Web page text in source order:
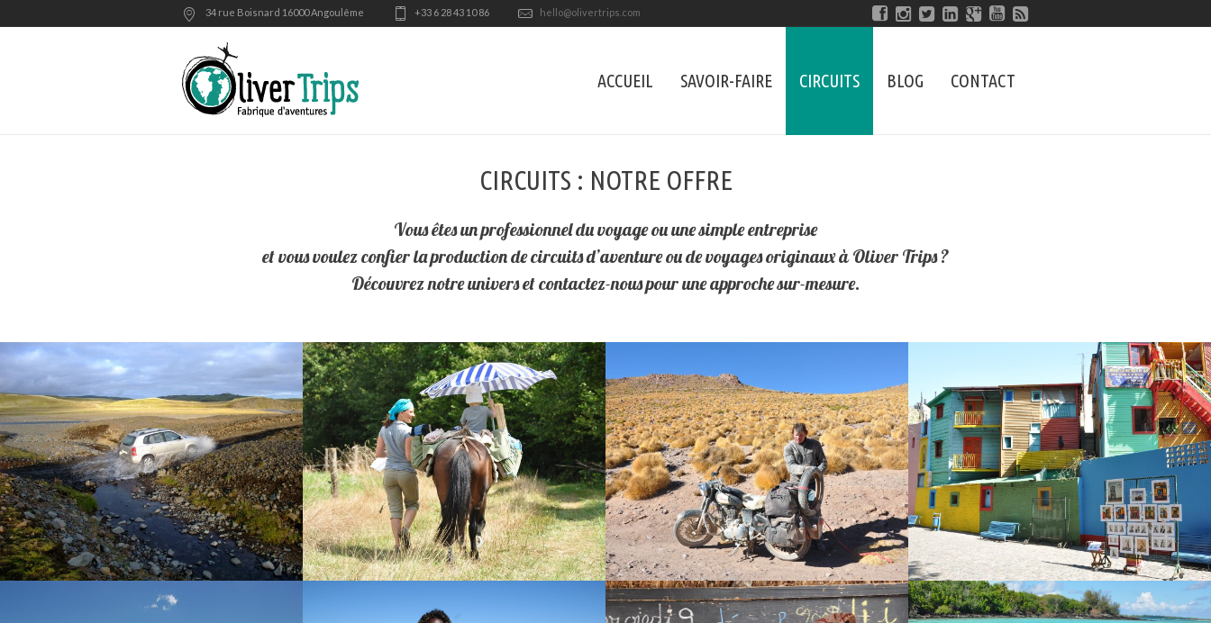
34 rue Boisnard 16000 Angoulême +33 6 28 43 10 86 hello@olivertrips.com
ACCUEIL SAVOIR-FAIRE CIRCUITS BLOG CONTACT
CIRCUITS : NOTRE OFFRE
Vous êtes un professionnel du voyage ou une simple entreprise
et vous voulez confier la production de circuits d’aventure ou de voyages originaux à Oliver Trips ?
Découvrez notre univers etcontactez-nouspour une approche sur-mesure.
RANDONNÉES À CHEVAL CIRCUITS MOTO CITY TOURS